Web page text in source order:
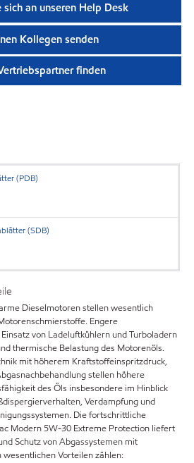
sich an unseren Help Desk
Kollegen senden
finden
(PDB)
(SDB)
Dieselmotoren stellen wesentlich
Engere
von Ladeluftkühlern und Turboladern
thermische Belastung des Motorenöls.
mit höherem Kraftstoffeinspritzdruck,
stellen höhere
des Öls insbesondere im Hinblick
Verdampfung und
Die fortschrittliche
Modern 5W-30 Extreme Protection liefert
Schutz von Abgassystemen mit
Vorteilen zählen: